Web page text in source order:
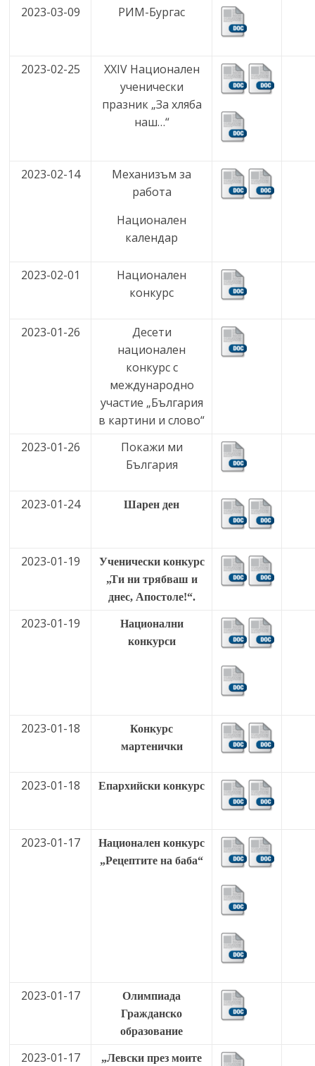
2023-03-09 РИМ-Бургас
2023-02-25
XXIV Национален
ученически
празник „За хляба
наш…“
2023-02-14
Механизъм за
работа
Национален
календар
2023-02-01
Национален
конкурс
2023-01-26
Десети
национален
конкурс с
международно
участие „България
в картини и слово“
2023-01-26
Покажи ми
България
2023-01-24 Шарен ден
2023-01-19
Ученически конкурс
„Ти ни трябваш и
днес, Апостоле!“.
2023-01-19
Национални
конкурси
2023-01-18
Конкурс
мартенички
2023-01-18 Епархийски конкурс
2023-01-17
Национален конкурс
„Рецептите на баба“
2023-01-17
Олимпиада
Гражданско
образование
2023-01-17
„Левски през моите